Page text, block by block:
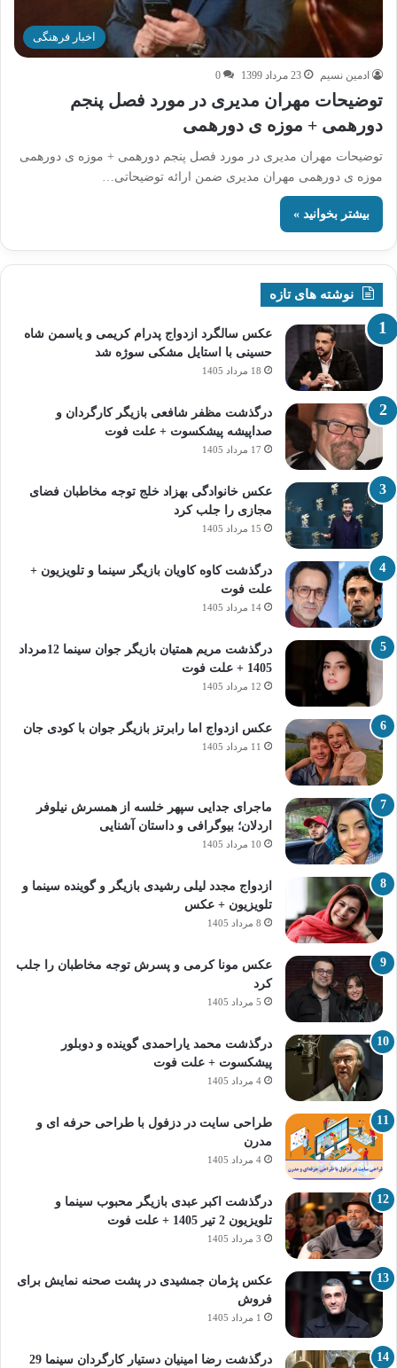
اخبار فرهنگی
ادمین نسیم 23 مرداد 1399 0
توضیحات مهران مدیری در مورد فصل پنجم
دورهمی + موزه ی دورهمی
توضیحات مهران مدیری در مورد فصل پنجم دورهمی + موزه ی دورهمی
موزه ی دورهمی مهران مدیری ضمن ارائه توضیحاتی…
بیشتر بخوانید »
نوشته های تازه
عکس سالگرد ازدواج پدرام کریمی و یاسمن شاه‌
حسینی با استایل مشکی سوژه شد
18 مرداد 1405
درگذشت مظفر شافعی بازیگر کارگردان و
صداپیشه پیشکسوت + علت فوت
17 مرداد 1405
عکس خانوادگی بهزاد خلج توجه مخاطبان فضای
مجازی را جلب کرد
15 مرداد 1405
درگذشت کاوه کاویان بازیگر سینما و تلویزیون +
علت فوت
14 مرداد 1405
درگذشت مریم همتیان بازیگر جوان سینما 12مرداد
1405 + علت فوت
12 مرداد 1405
عکس ازدواج اما رابرتز بازیگر جوان با کودی جان
11 مرداد 1405
ماجرای جدایی سپهر خلسه از همسرش نیلوفر
اردلان؛ بیوگرافی و داستان آشنایی
10 مرداد 1405
ازدواج مجدد لیلی رشیدی بازیگر و گوینده سینما و
تلویزیون + عکس
8 مرداد 1405
عکس مونا کرمی و پسرش توجه مخاطبان را جلب
کرد
5 مرداد 1405
درگذشت محمد یاراحمدی گوینده و دوبلور
پیشکسوت + علت فوت
4 مرداد 1405
طراحی سایت در دزفول با طراحی حرفه‌ ای و
مدرن
4 مرداد 1405
درگذشت اکبر عبدی بازیگر محبوب سینما و
تلویزیون 2 تیر 1405 + علت فوت
3 مرداد 1405
عکس پژمان جمشیدی در پشت صحنه نمایش برای
فروش
1 مرداد 1405
درگذشت رضا امینیان دستیار کارگردان سینما 29